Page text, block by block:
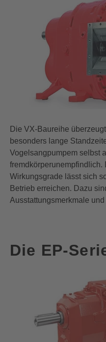
Die VX-Baureihe
besonders lange
Vogelsangpumpem selbst
fremdkörperunempfindlich.
Wirkungsgrade lässt sich
Betrieb erreichen. Dazu
Ausstattungsmerkmale
Die EP-